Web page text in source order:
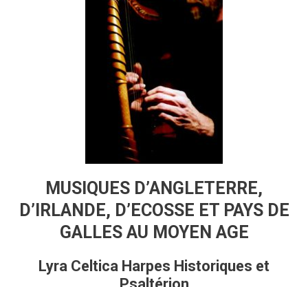
MUSIQUES D’ANGLETERRE,
D’IRLANDE, D’ECOSSE ET PAYS DE
GALLES AU MOYEN AGE
Lyra Celtica Harpes Historiques et